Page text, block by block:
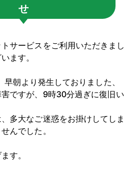
せ
サービスをご利用いただきまし
ます。
朝より発生しておりました、
ですが、9時30分過ぎに復旧い
多大なご迷惑をお掛けしてしま
んでした。
す。